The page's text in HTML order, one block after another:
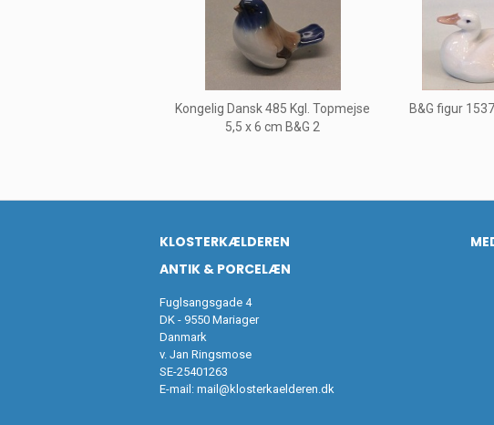
Kongelig Dansk 485 Kgl. Topmejse
5,5 x 6 cm B&G 2
B&G figur
KLOSTERKÆLDEREN
ANTIK & PORCELÆN
Fuglsangsgade 4
DK - 9550 Mariager
Danmark
v. Jan Ringsmose
SE-25401263
E-mail: mail@klosterkaelderen.dk